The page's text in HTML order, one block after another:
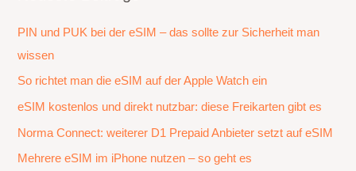
n
n
a
c
PIN und PUK bei der eSIM – das sollte zur Sicherheit man
wissen
So richtet man die eSIM auf der Apple Watch ein
eSIM kostenlos und direkt nutzbar: diese Freikarten gibt es
Norma Connect: weiterer D1 Prepaid Anbieter setzt auf eSIM
Mehrere eSIM im iPhone nutzen – so geht es